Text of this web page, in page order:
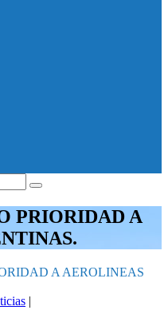
PRIORIDAD A
A AEROLINEAS
|